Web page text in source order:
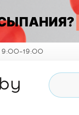
9:00–19:00